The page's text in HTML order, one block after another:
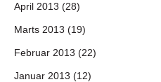
April 2013 (28)
Marts 2013 (19)
Februar 2013 (22)
Januar 2013 (12)